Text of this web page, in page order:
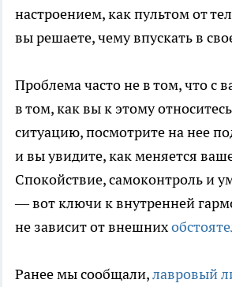
настроением, как пультом от
вы решаете, чему впускать в
Проблема часто не в том, что с
в том, как вы к этому
ситуацию, посмотрите на нее
и вы увидите, как меняется
Спокойствие, самоконтроль и
— вот ключи к внутренней
не зависит от внешних
Ранее мы сообщали,лавровый